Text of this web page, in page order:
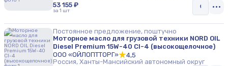
53 155 ₽
за 1 шт
Постоянное предложение, поштучно
Моторное масло для грузовой техники NORD OIL
Diesel Premium 15W-40 CI-4 (высокощелочное)
ООО «ОЙЛОПТТОРГ»
4,5
Россия, Ханты-Мансийский автономный округ